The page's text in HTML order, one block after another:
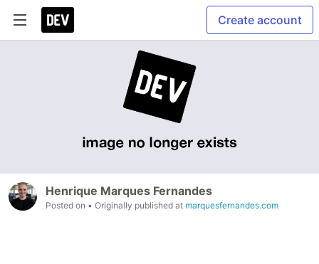
Create account
Henrique Marques Fernandes
Posted on • Originally published at marquesfernandes.com